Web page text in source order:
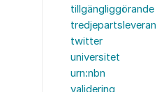
tillgängliggörande
twitter
universitet
urn:nbn
validering